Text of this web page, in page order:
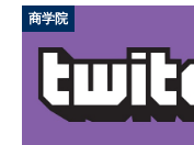
商学院